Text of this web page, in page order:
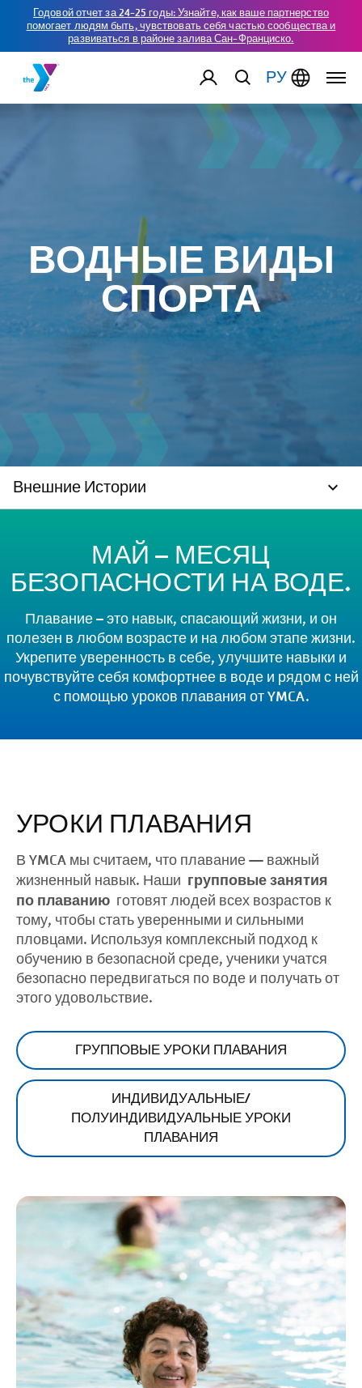
Годовой отчет за 24-25 годы: Узнайте, как ваше партнерство
помогает людям быть, чувствовать себя частью сообщества и
развиваться в районе залива Сан-Франциско.
РУ
ВОДНЫЕ ВИДЫ
СПОРТА
Внешние Истории
МАЙ – МЕСЯЦ
БЕЗОПАСНОСТИ НА ВОДЕ.
Плавание – это навык, спасающий жизни, и он
полезен в любом возрасте и на любом этапе жизни.
Укрепите уверенность в себе, улучшите навыки и
почувствуйте себя комфортнее в воде и рядом с ней
с помощью уроков плавания от YMCA.
УРОКИ ПЛАВАНИЯ
В YMCA мы считаем, что плавание — важный
жизненный навык. Наши групповые занятия
по плаванию готовят людей всех возрастов к
тому, чтобы стать уверенными и сильными
пловцами. Используя комплексный подход к
обучению в безопасной среде, ученики учатся
безопасно передвигаться по воде и получать от
этого удовольствие.
ГРУППОВЫЕ УРОКИ ПЛАВАНИЯ
ИНДИВИДУАЛЬНЫЕ/
ПОЛУИНДИВИДУАЛЬНЫЕ УРОКИ
ПЛАВАНИЯ